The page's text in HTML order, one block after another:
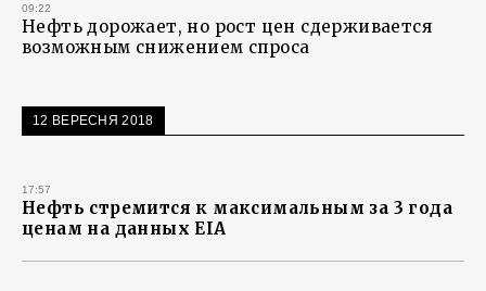
09:22
Нефть дорожает, но рост цен сдерживается
возможным снижением спроса
12 ВЕРЕСНЯ 2018
17:57
Нефть стремится к максимальным за 3 года
ценам на данных EIA